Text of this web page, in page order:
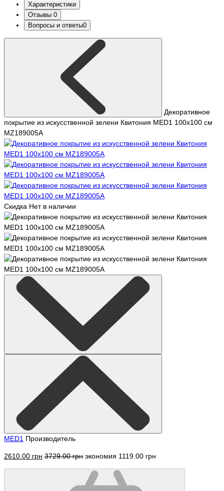
Характеристики
Отзывы 0
Вопросы и ответы0
Декоративное
покрытие из искусственной зелени Квитония MED1 100х100 см
MZ189005A
Скидка Нет в наличии
MED1 Производитель
2610.00 грн 3729.00 грн экономия 1119.00 грн